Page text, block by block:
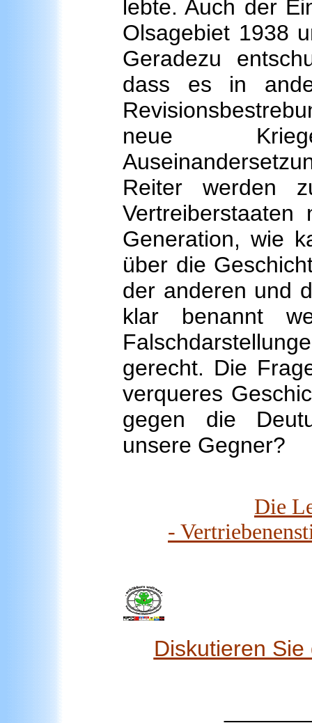
lebte. Auch der
Olsagebiet 1938
Geradezu
dass es in
neue
Reiter werden
Generation, wie
über die
der anderen und
klar benannt
gerecht. Die
verqueres
gegen die
unsere Gegner?
Die
-
Diskutieren